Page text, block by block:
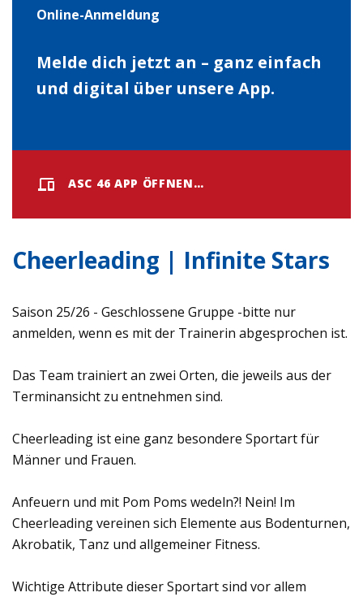
Online-Anmeldung
Melde dich jetzt an – ganz einfach
und digital über unsere App.
ASC 46 APP ÖFFNEN…
Cheerleading | Infinite Stars
Saison 25/26 - Geschlossene Gruppe -bitte nur
anmelden, wenn es mit der Trainerin abgesprochen ist.
Das Team trainiert an zwei Orten, die jeweils aus der
Terminansicht zu entnehmen sind.
Cheerleading ist eine ganz besondere Sportart für
Männer und Frauen.
Anfeuern und mit Pom Poms wedeln?! Nein! Im
Cheerleading vereinen sich Elemente aus Bodenturnen,
Akrobatik, Tanz und allgemeiner Fitness.
Wichtige Attribute dieser Sportart sind vor allem